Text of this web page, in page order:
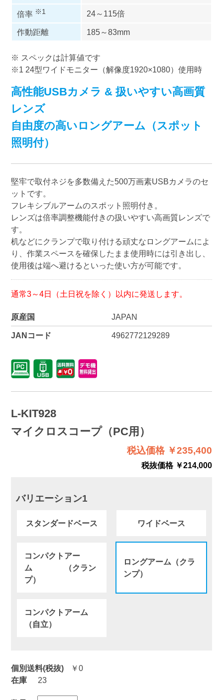
倍率 ※1 24～115倍
作動距離 185～83mm
※ スペックは計算値です
※1 24型ワイドモニター（解像度1920×1080）使用時
高性能USBカメラ & 扱いやすい高画質
レンズ
自由度の高いロングアーム（スポット
照明付）
堅牢で取付ネジを多数備えた500万画素USBカメラのセ
ットです。
フレキシブルアームのスポット照明付き。
レンズは倍率調整機能付きの扱いやすい高画質レンズで
す。
机などにクランプで取り付ける頑丈なロングアームによ
り、作業スペースを確保したまま使用時には引き出し、
使用後は端へ避けるといった使い方が可能です。
通常3～4日（土日祝を除く）以内に発送します。
原産国 JAPAN
JANコード 4962772129289
L-KIT928
マイクロスコープ（PC用）
税込価格 ￥235,400
税抜価格 ￥214,000
個別送料(税抜) ￥0
バリエーション1
スタンダードベース ワイドベース
コンパクトアー
ム （クラン
プ）
ロングアーム（クラ
ンプ）
コンパクトアーム
（自立）
在庫 23